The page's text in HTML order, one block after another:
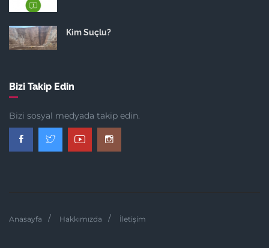
Kim Suçlu?
Bizi Takip Edin
Bizi sosyal medyada takip edin.
Anasayfa Hakkımızda İletişim